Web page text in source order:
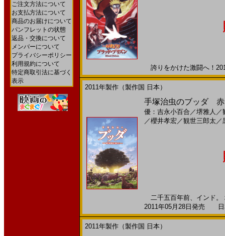
ご注文方法について
お支払方法について
商品のお届けについて
パンフレットの状態
返品・交換について
メンバーについて
プライバシーポリシー
利用規約について
特定商取引法に基づく
表示
誇りをかけた激闘へ！
2011年製作（製作国 日本）
手塚治虫のブッダ 赤
優：吉永小百合 ／堺雅人 ／
／櫻井孝宏／観世三郎太 ／
二千五百年前、インド。
2011年05月28日発売 日
2011年製作（製作国 日本）